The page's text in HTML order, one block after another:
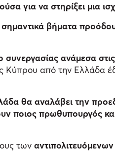
για να στηρίξει μια
σημαντικά βήματα
συνεργασίας ανάμεσα
Κύπρου από την Ελλάδα
θα αναλάβει την
ποιος πρωθυπουργός
των